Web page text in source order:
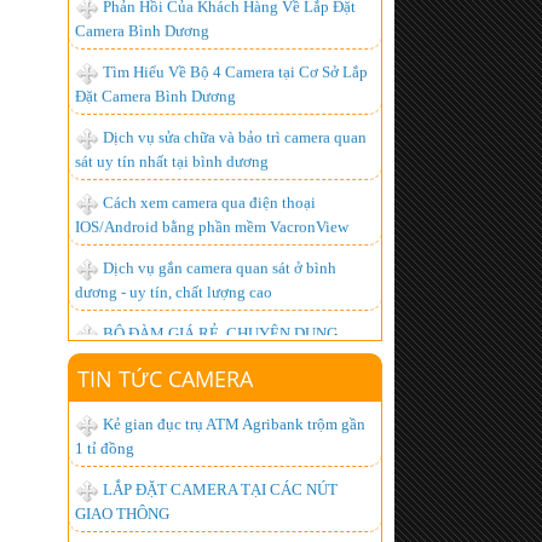
Đặt Camera Bình Dương
Dịch vụ sửa chữa và bảo trì camera quan
sát uy tín nhất tại bình dương
Cách xem camera qua điện thoại
IOS/Android bằng phần mềm VacronView
Dịch vụ gắn camera quan sát ở bình
dương - uy tín, chất lượng cao
BỘ ĐÀM GIÁ RẺ, CHUYÊN DỤNG,
CHẤT LƯỢNG NHẤT HIỆN NAY
Lắp đặt camera giá bao nhiêu là hợp lý
nhất ?
Hơn 1.000 khách hàng đã trở thành
người tiêu dùng thông minh, còn bạn thì sao?
Lắp đặt camera quan sát góc rộng xem
được qua mạng từ xa
Chuyên Lắp đặt camera tại kcn đồng nai
TIN TỨC CAMERA
Kẻ gian đục trụ ATM Agribank trộm gần
1 tỉ đồng
LẮP ĐẶT CAMERA TẠI CÁC NÚT
GIAO THÔNG